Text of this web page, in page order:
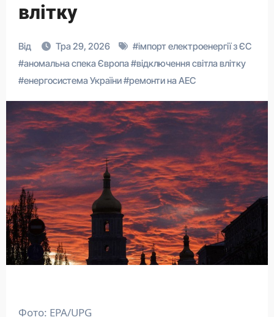
влітку
Від Тра 29, 2026 #імпорт електроенергії з ЄС
#аномальна спека Європа#відключення світла влітку
#енергосистема України#ремонти на АЕС
Фото: EPA/UPG